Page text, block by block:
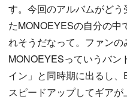
す。今回のアルバムがど
たMONOEYESの自分の中
れそうだなって。ファンの
MONOEYESっていうバ
イン」と同時期に出るし
スピードアップしてギア